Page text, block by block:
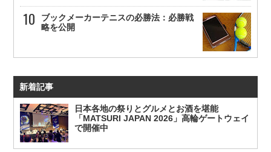
ブックメーカーテニスの必勝法：必勝戦
略を公開
新着記事
日本各地の祭りとグルメとお酒を堪能
「MATSURI JAPAN 2026」高輪ゲートウェイ
で開催中